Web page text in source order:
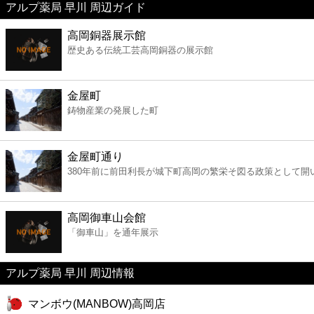
美容
コンビニ
薬局
スーパー
エンタメ
レジャー
書店
ファミレス
アルプ薬局 早川 周辺ガイド
高岡銅器展示館
歴史ある伝統工芸高岡銅器の展示館
金屋町
鋳物産業の発展した町
金屋町通り
380年前に前田利長が城下町高岡の繁栄そ図る政策として開
高岡御車山会館
「御車山」を通年展示
アルプ薬局 早川 周辺情報
マンボウ(MANBOW)高岡店